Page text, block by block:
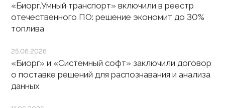
«Биорг.Умный транспорт» включили в реестр
отечественного ПО: решение экономит до 30%
топлива
25.06.2026
«Биорг» и «Системный софт» заключили договор
о поставке решений для распознавания и анализа
данных